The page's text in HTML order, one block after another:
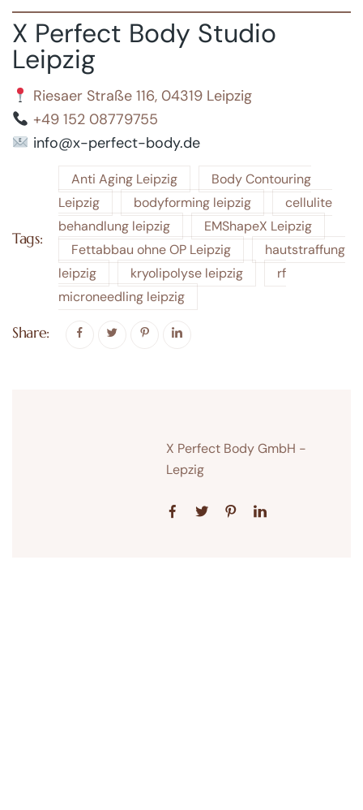
X Perfect Body Studio
Leipzig
Riesaer Straße 116, 04319 Leipzig
+49 152 08779755
info@x-perfect-body.de
Tags:
Anti Aging Leipzig
Body Contouring
Leipzig
bodyforming leipzig
cellulite
behandlung leipzig
EMShapeX Leipzig
Fettabbau ohne OP Leipzig
hautstraffung
leipzig
kryolipolyse leipzig
rf
microneedling leipzig
Share:
X Perfect Body GmbH -
Lepzig